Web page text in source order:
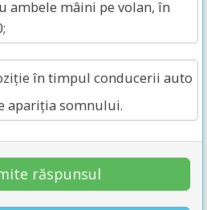
ambele mâini pe volan, în
în timpul conducerii auto
apariția somnului.
răspunsul